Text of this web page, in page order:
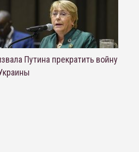
Путина прекратить войну